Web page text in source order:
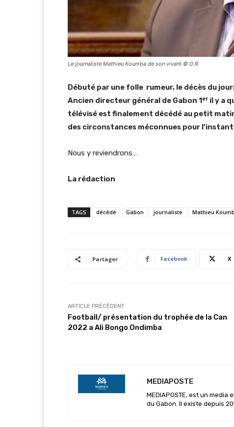
Le journaliste Mathieu Koumba de son vivant © D.R
Débuté par une folle rumeur, le décès du
Ancien directeur général de Gabon 1er il y a
télévisé est finalement décédé au petit
des circonstances méconnues pour
Nous y reviendrons…
La rédaction
TAGS décédé Gabon journaliste Mathieu
Partager Facebook X
ARTICLE PRÉCÉDENT
Football/ présentation du trophée de la Can
2022 a Ali Bongo Ondimba
MEDIAPOSTE
MEDIAPOSTE, est un
du Gabon. Il existe depuis